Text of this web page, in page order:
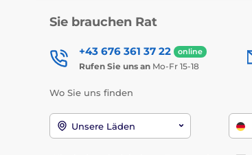
Sie brauchen Rat
+43 676 361 37 22 online
Rufen Sie uns an Mo-Fr 15-18
Wo Sie uns finden
Unsere Läden